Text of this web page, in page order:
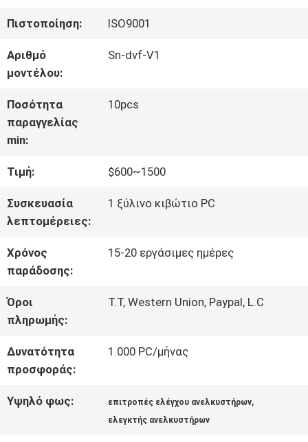
ΕΡΓΟΣΤΑΣΊΩΝ
ΠΟΙΟΤΙΚΌΣ
ΈΛΕΓΧΟΣ
ΜΑΣ
ΕΛΆΤΕ
ΣΕ
ΕΠΑΦΉ
ΜΕ
ΕΙΔΉΣΕΙΣ
ΠΕΡΙΠΤΏΣΕΙΣ
Πιστοποίηση: ISO9001
Αριθμό
μοντέλου:
Sn-dvf-V1
Ποσότητα
παραγγελίας
min:
10pcs
Τιμή: $600~1500
Συσκευασία
λεπτομέρειες:
1 ξύλινο κιβώτιο PC
Χρόνος
παράδοσης:
15-20 εργάσιμες ημέρες
Όροι
πληρωμής:
T.T, Western Union, Paypal, L.C
Δυνατότητα
προσφοράς:
1.000 PC/μήνας
Υψηλό φως: επιτροπές ελέγχου ανελκυστήρων,
ελεγκτής ανελκυστήρων